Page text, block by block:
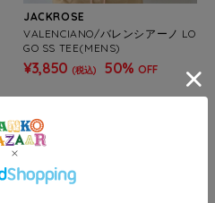
JACKROSE
VALENCIANO/バレンシアーノ LO
GO SS TEE(MENS)
¥3,850 (税込) 50% OFF